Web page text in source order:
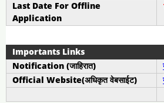
Last Date For Offline
Application
Importants Links
Notification (जाहिरात)
Official Website(अधिकृत वेबसाईट)